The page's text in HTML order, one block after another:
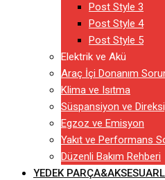
Post Style 3
Post Style 4
Post Style 5
Elektrik ve Akü
Araç İçi Donanım
Klima ve Isıtma
Süspansiyon ve
Egzoz ve Emisyon
Yakıt ve Performans
Düzenli Bakım Rehberi
YEDEK